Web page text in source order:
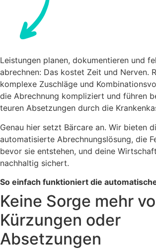
Leistungen planen, dokumentieren und
abrechnen: Das kostet Zeit und Nerven.
komplexe Zuschläge und
die Abrechnung kompliziert und führen
teuren Absetzungen durch die
Genau hier setzt Bärcare an. Wir bieten
automatisierte Abrechnungslösung, die
bevor sie entstehen, und deine
nachhaltig sichert.
So einfach funktioniert die
Keine Sorge mehr
Kürzungen oder
Absetzungen